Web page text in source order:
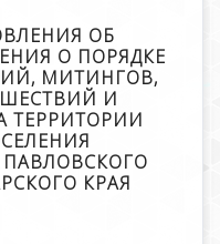
ОБ
О ПОРЯДКЕ
МИТИНГОВ,
И
ТЕРРИТОРИИ
КРАЯ